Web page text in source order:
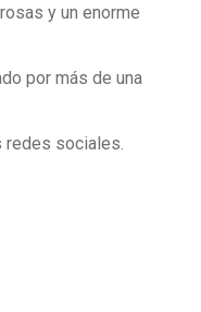
y un enorme
por más de una
redes sociales.